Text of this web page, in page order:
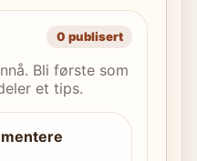
0 publisert
Bli første som
et tips.